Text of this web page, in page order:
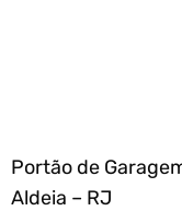
Portão de
Aldeia – RJ